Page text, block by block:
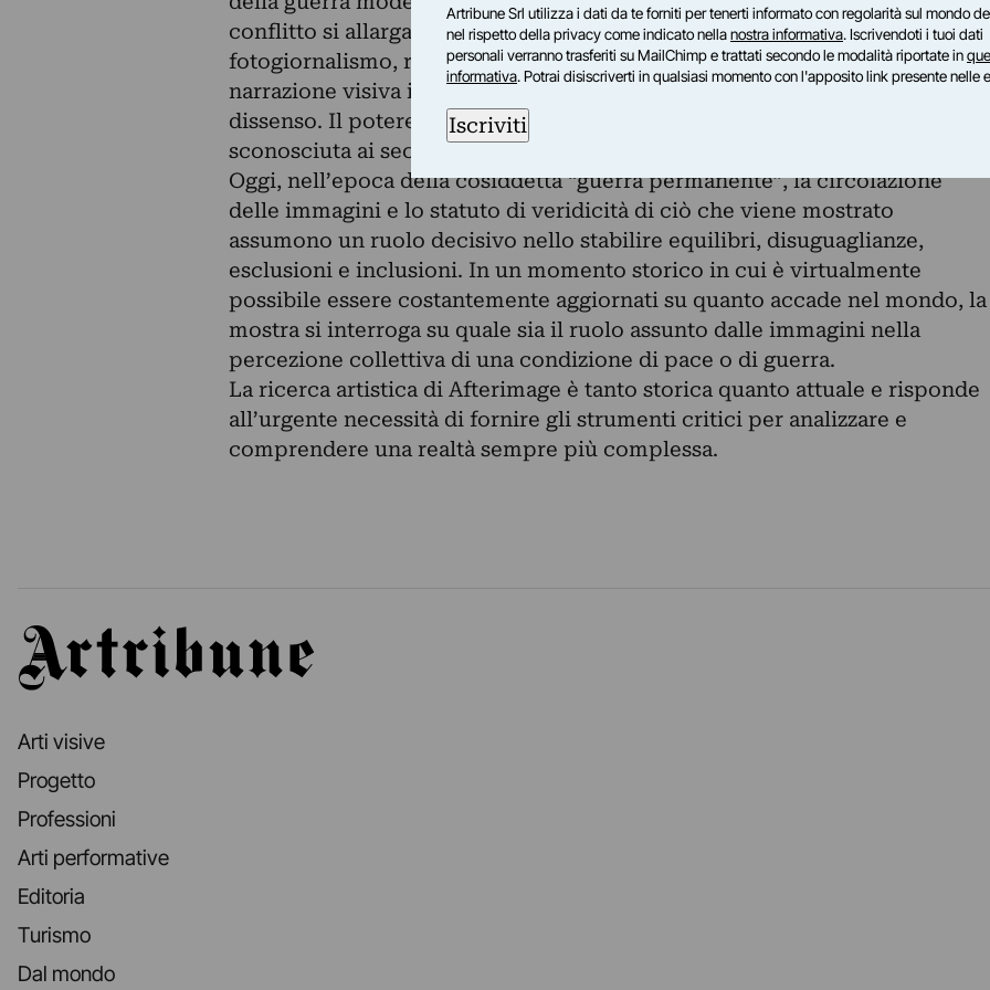
conflitto si allarga e viene comunicato alle masse. Propaganda,
fotogiornalismo, radio, televisione e web rendono la guerra reale, “live”; la
narrazione visiva influenza l’opinione pubblica, costruisce il consenso o il
dissenso. Il potere persuasivo della rappresentazione acquista una portata
sconosciuta ai secoli precedenti.
Oggi, nell’epoca della cosiddetta “guerra permanente”, la circolazione
delle immagini e lo statuto di veridicità di ciò che viene mostrato
assumono un ruolo decisivo nello stabilire equilibri, disuguaglianze,
esclusioni e inclusioni. In un momento storico in cui è virtualmente
possibile essere costantemente aggiornati su quanto accade nel mondo, la
mostra si interroga su quale sia il ruolo assunto dalle immagini nella
percezione collettiva di una condizione di pace o di guerra.
La ricerca artistica di Afterimage è tanto storica quanto attuale e risponde
all’urgente necessità di fornire gli strumenti critici per analizzare e
comprendere una realtà sempre più complessa.
Artribune
Arti visive
Progetto
Professioni
Arti performative
Editoria
Turismo
Dal mondo
Artribune Srl utilizza i dati da te forniti per tenerti informato con regolarità sul mondo
nel rispetto della privacy come indicato nellanostra informativa. Iscrivendoti i tuoi dati
personali verranno trasferiti su MailChimp e trattati secondo le modalità riportate in
informativa. Potrai disiscriverti in qualsiasi momento con l'apposito link presente nelle
Iscriviti